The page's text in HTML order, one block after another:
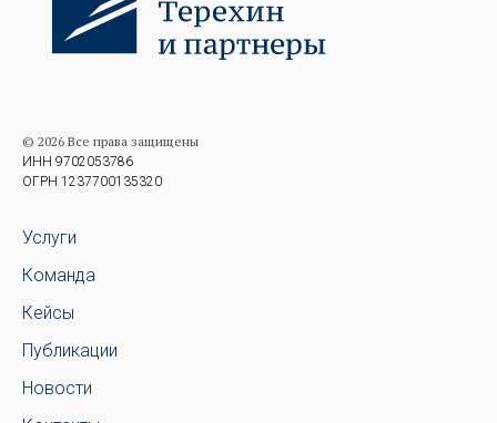
© 2026 Все права защищены
ИНН 9702053786
ОГРН 1237700135320
Услуги
Команда
Кейсы
Публикации
Новости